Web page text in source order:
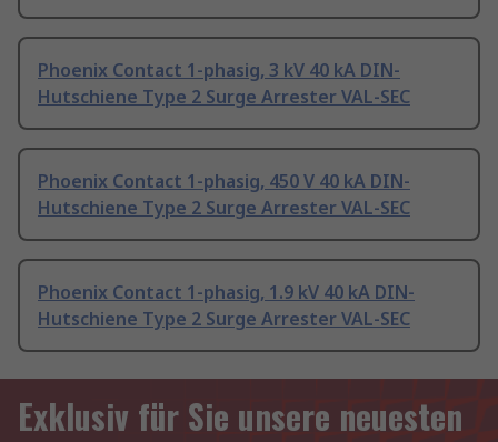
Phoenix Contact 1-phasig, 3 kV 40 kA DIN-
Hutschiene Type 2 Surge Arrester VAL-SEC
Phoenix Contact 1-phasig, 450 V 40 kA DIN-
Hutschiene Type 2 Surge Arrester VAL-SEC
Phoenix Contact 1-phasig, 1.9 kV 40 kA DIN-
Hutschiene Type 2 Surge Arrester VAL-SEC
Exklusiv für Sie unsere neuesten